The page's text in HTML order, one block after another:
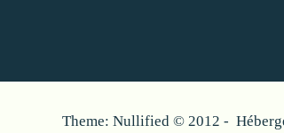
Theme: Nullified © 2012 -